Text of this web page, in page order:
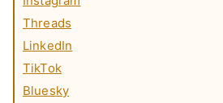
Threads
LinkedIn
TikTok
Bluesky